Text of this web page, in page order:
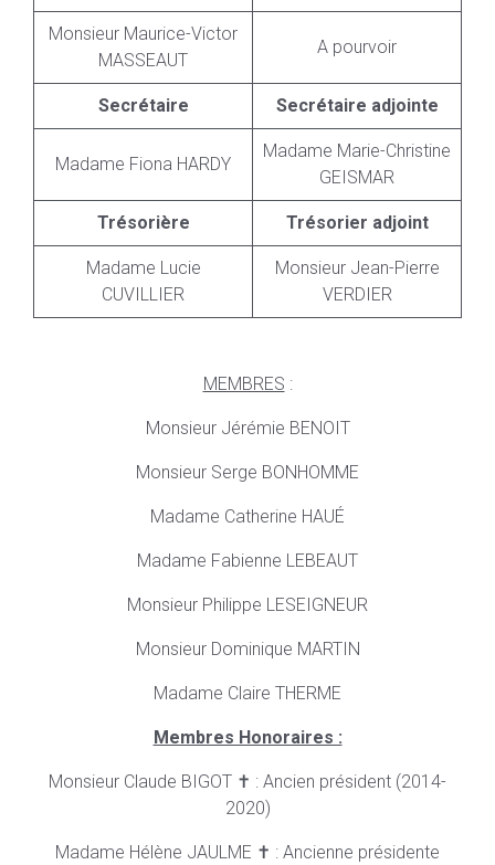
Monsieur Maurice-Victor
MASSEAUT
A pourvoir
Secrétaire Secrétaire adjointe
Madame Fiona HARDY
Madame Marie-Christine
GEISMAR
Trésorière Trésorier adjoint
Madame Lucie
CUVILLIER
Monsieur Jean-Pierre
VERDIER
MEMBRES :
Monsieur Jérémie BENOIT
Monsieur Serge BONHOMME
Madame Catherine HAUÉ
Madame Fabienne LEBEAUT
Monsieur Philippe LESEIGNEUR
Monsieur Dominique MARTIN
Madame Claire THERME
Membres Honoraires :
Monsieur Claude BIGOT ✝ : Ancien président (2014-
2020)
Madame Hélène JAULME ✝ : Ancienne présidente